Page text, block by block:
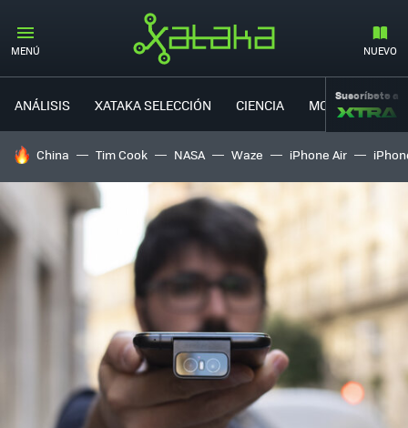
MENÚ NUEVO
ANÁLISIS XATAKA SELECCIÓN CIENCIA MOVILIDAD
Suscríbete a
HOY SE HABLA DE
China Tim Cook NASA Waze iPhone Air